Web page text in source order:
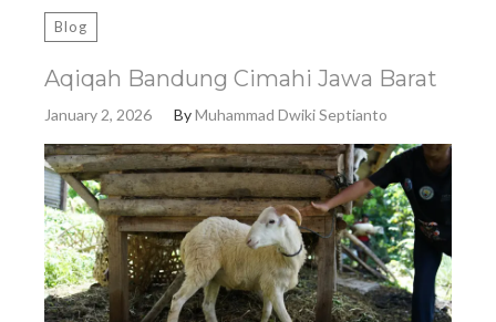
Blog
Aqiqah Bandung Cimahi Jawa Barat
January 2, 2026 ByMuhammad Dwiki Septianto